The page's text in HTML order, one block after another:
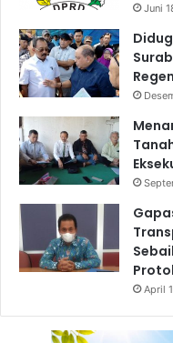
n
a
d
J
a
b
a
Juni
April